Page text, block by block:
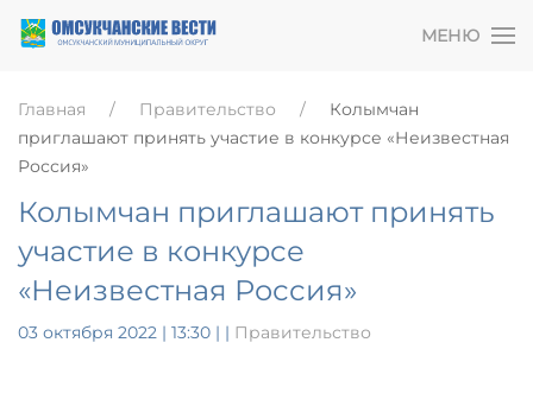
МЕНЮ
Главная Правительство
Колымчан
приглашают принять участие в конкурсе «Неизвестная
Россия»
Колымчан приглашают принять
участие в конкурсе
«Неизвестная Россия»
03 октября 2022 | 13:30 | | Правительство